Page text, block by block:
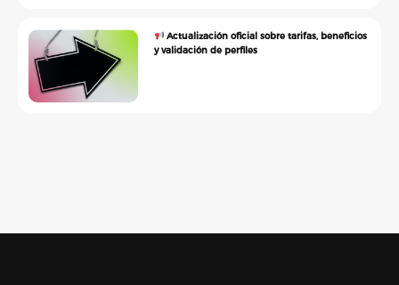
Actualización oficial sobre tarifas, beneficios
y validación de perfiles